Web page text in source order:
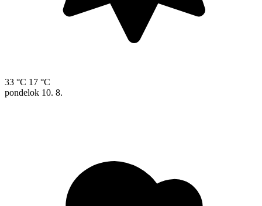
33 °C 17 °C
pondelok 10. 8.